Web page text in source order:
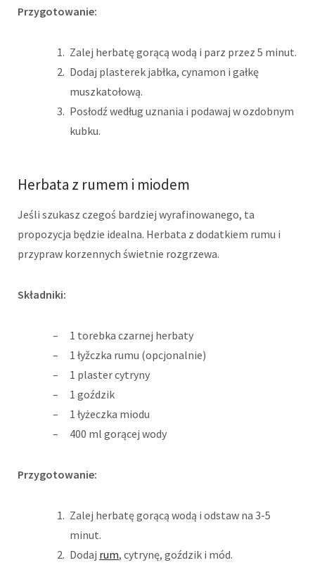
Przygotowanie:
Zalej herbatę gorącą wodą i parz przez 5 minut.
Dodaj plasterek jabłka, cynamon i gałkę
muszkatołową.
Posłodź według uznania i podawaj w ozdobnym
kubku.
Herbata z rumem i miodem
Jeśli szukasz czegoś bardziej wyrafinowanego, ta
propozycja będzie idealna. Herbata z dodatkiem rumu i
przypraw korzennych świetnie rozgrzewa.
Składniki:
1 torebka czarnej herbaty
1 łyžczka rumu (opcjonalnie)
1 plaster cytryny
1 goździk
1 łyżeczka miodu
400 ml gorącej wody
Przygotowanie:
Zalej herbatę gorącą wodą i odstaw na 3-5
minut.
Dodaj rum, cytrynę, goździk i mód.